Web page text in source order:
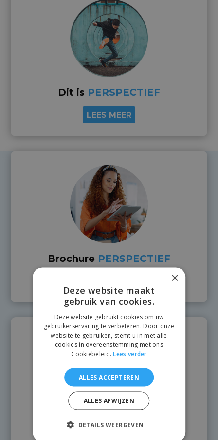
Dit is PERSPECTIEF
LEES MEER
Brochure PERSPECTIEF
Meerweten
×
Deze website maakt
gebruik van cookies.
Deze website gebruikt cookies om uw
gebruikerservaring te verbeteren. Door onze
website te gebruiken, stemt u in met alle
cookies in overeenstemming met ons
Cookiebeleid.Lees verder
ALLES ACCEPTEREN
ALLES AFWIJZEN
DETAILS WEERGEVEN